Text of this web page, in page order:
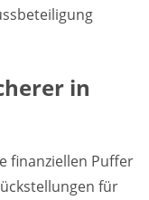
in
finanziellen Puffer
für